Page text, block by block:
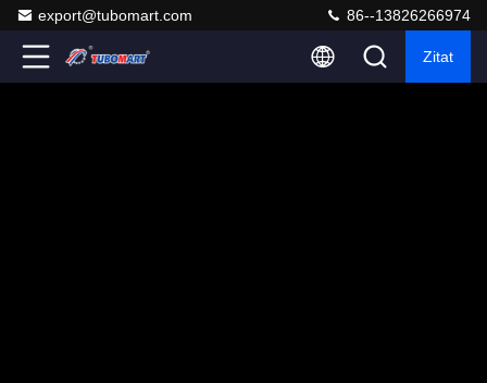
export@tubomart.com 86--13826266974
Zitat